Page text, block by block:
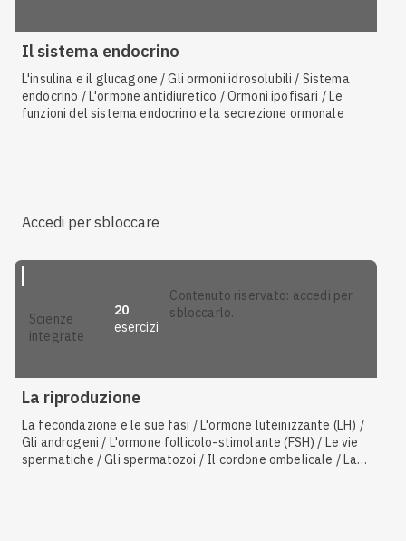
Il sistema endocrino
L'insulina e il glucagone / Gli ormoni idrosolubili / Sistema
endocrino / L'ormone antidiuretico / Ormoni ipofisari / Le
funzioni del sistema endocrino e la secrezione ormonale
Accedi per sbloccare
scienze
integrate
20
esercizi
contenuto riservato: accedi per
sbloccarlo.
La riproduzione
La fecondazione e le sue fasi / L'ormone luteinizzante (LH) /
Gli androgeni / L'ormone follicolo-stimolante (FSH) / Le vie
spermatiche / Gli spermatozoi / Il cordone ombelicale / La